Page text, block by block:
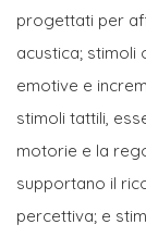
progettati per
acustica; stimoli
emotive e
stimoli tattili,
motorie e la
supportano il
percettiva; e